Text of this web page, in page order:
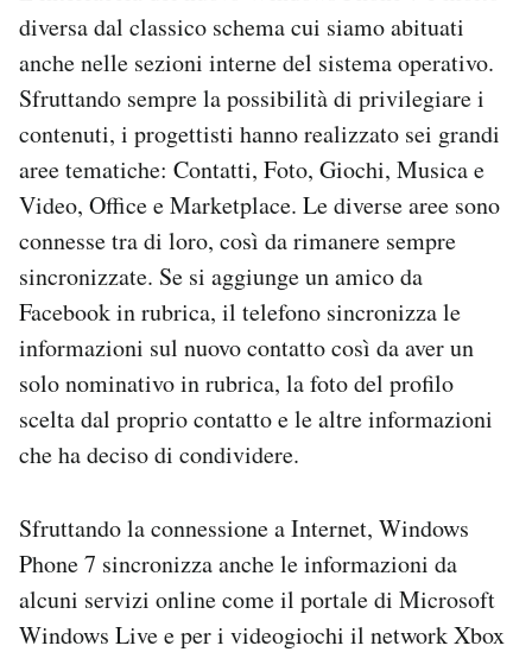
diversa dal classico schema cui siamo abituati
anche nelle sezioni interne del sistema operativo.
Sfruttando sempre la possibilità di privilegiare i
contenuti, i progettisti hanno realizzato sei grandi
aree tematiche: Contatti, Foto, Giochi, Musica e
Video, Office e Marketplace. Le diverse aree sono
connesse tra di loro, così da rimanere sempre
sincronizzate. Se si aggiunge un amico da
Facebook in rubrica, il telefono sincronizza le
informazioni sul nuovo contatto così da aver un
solo nominativo in rubrica, la foto del profilo
scelta dal proprio contatto e le altre informazioni
che ha deciso di condividere.
Sfruttando la connessione a Internet, Windows
Phone 7 sincronizza anche le informazioni da
alcuni servizi online come il portale di Microsoft
Windows Live e per i videogiochi il network Xbox